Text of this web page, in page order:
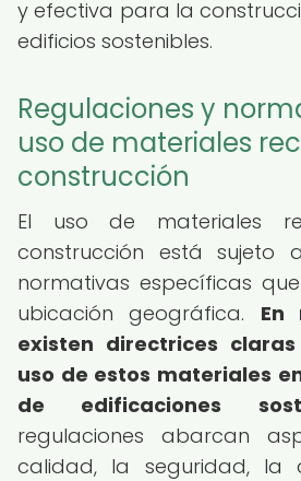
y efectiva para la
edificios sostenibles.
Regulaciones y
uso de materiales
construcción
El uso de materiales
construcción está sujeto
normativas específicas
ubicación geográfica. En
existen directrices
uso de estos materiales
de edificaciones
regulaciones abarcan
calidad, la seguridad, la